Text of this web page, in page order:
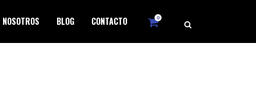
0
NOSOTROS BLOG CONTACTO